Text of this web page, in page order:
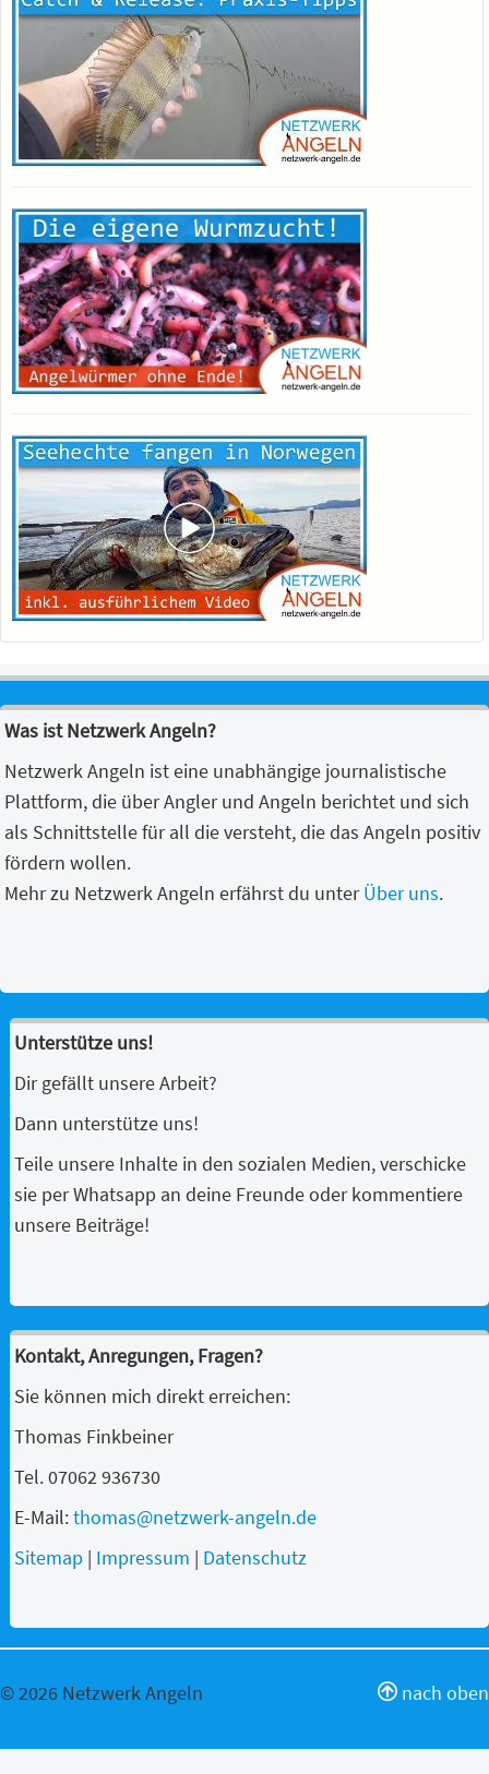
Was ist Netzwerk Angeln?
Netzwerk Angeln ist eine unabhängige journalistische
Plattform, die über Angler und Angeln berichtet und sich
als Schnittstelle für all die versteht, die das Angeln positiv
fördern wollen.
Mehr zu Netzwerk Angeln erfährst du unterÜber uns.
Unterstütze uns!
Dir gefällt unsere Arbeit?
Dann unterstütze uns!
Teile unsere Inhalte in den sozialen Medien, verschicke
sie per Whatsapp an deine Freunde oder kommentiere
unsere Beiträge!
Kontakt, Anregungen, Fragen?
Sie können mich direkt erreichen:
Thomas Finkbeiner
Tel. 07062 936730
E-Mail:thomas@netzwerk-angeln.de
Sitemap | Impressum | Datenschutz
nach oben
© 2026 Netzwerk Angeln